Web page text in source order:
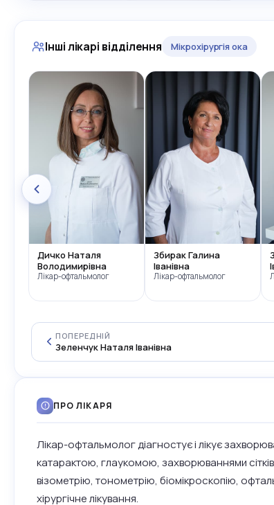
Інші лікарі відділення Мікрохірургія ока
Дичко Наталя
Володимирівна
Лікар-офтальмолог
Збирак Галина
Іванівна
Лікар-офтальмолог
ПОПЕРЕДНІЙ
Зеленчук Наталя Іванівна
ПРО ЛІКАРЯ
Лікар-офтальмолог діагностує і лікує
катарактою, глаукомою, захворюваннями
візометрію, тонометрію, біомікроскопію,
хірургічне лікування.